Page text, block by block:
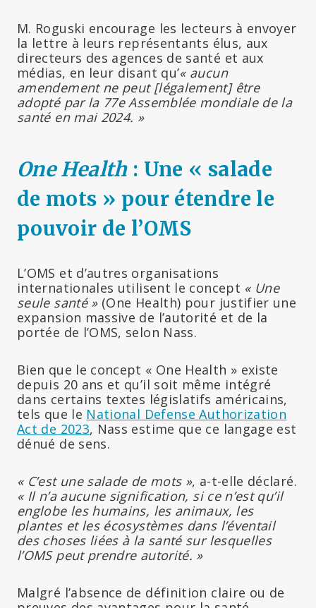
M. Roguski encourage les lecteurs à envoyer
la lettre à leurs représentants élus, aux
directeurs des agences de santé et aux
médias, en leur disant qu’« aucun
amendement ne peut [légalement] être
adopté par la 77e Assemblée mondiale de la
santé en mai 2024. »
One Health : Une « salade
de mots » pour étendre le
pouvoir de l’OMS
L’OMS et d’autres organisations
internationales utilisent le concept « Une
seule santé »(One Health) pour justifier une
expansion massive de l’autorité et de la
portée de l’OMS, selon Nass.
Bien que le concept « One Health » existe
depuis 20 ans et qu’il soit même intégré
dans certains textes législatifs américains,
tels que le National Defense Authorization
Act de 2023, Nass estime que ce langage est
dénué de sens.
« C’est une salade de mots », a-t-elle déclaré.
« Il n’a aucune signification, si ce n’est qu’il
englobe les humains, les animaux, les
plantes et les écosystèmes dans l’éventail
des choses liées à la santé sur lesquelles
l’OMS peut prendre autorité. »
Malgré l’absence de définition claire ou de